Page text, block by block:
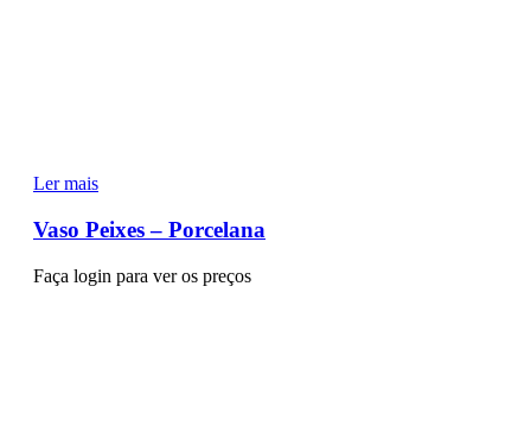
Ler mais
Vaso Peixes – Porcelana
Faça login para ver os preços